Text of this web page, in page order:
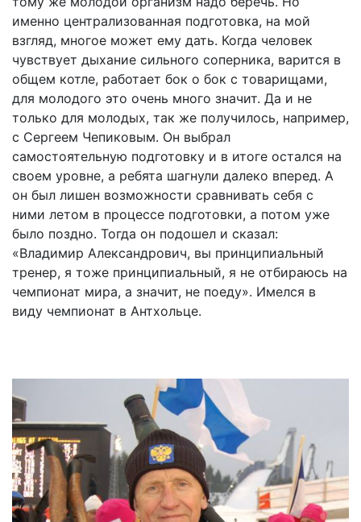
именно централизованная подготовка, на мой
взгляд, многое может ему дать. Когда человек
чувствует дыхание сильного соперника, варится в
общем котле, работает бок о бок с товарищами,
для молодого это очень много значит. Да и не
только для молодых, так же получилось, например,
с Сергеем Чепиковым. Он выбрал
самостоятельную подготовку и в итоге остался на
своем уровне, а ребята шагнули далеко вперед. А
он был лишен возможности сравнивать себя с
ними летом в процессе подготовки, а потом уже
было поздно. Тогда он подошел и сказал:
«Владимир Александрович, вы принципиальный
тренер, я тоже принципиальный, я не отбираюсь на
чемпионат мира, а значит, не поеду». Имелся в
виду чемпионат в Антхольце.